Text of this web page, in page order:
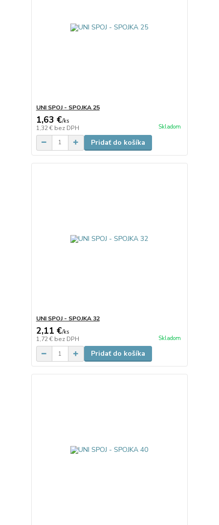
UNI SPOJ - SPOJKA 25
1,63 €/ks
1,32 € bez DPH Skladom
Pridať do košíka
UNI SPOJ - SPOJKA 32
2,11 €/ks
1,72 € bez DPH Skladom
Pridať do košíka